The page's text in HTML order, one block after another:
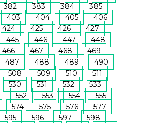
382 383 384
385
403 404 405
406
424 425 426
427
445 446 447
448
466 467 468
469
487 488 489
490
508 509 510
511
530 531 532
533
552 553 554
555
574 575 576
577
595 596 597
598